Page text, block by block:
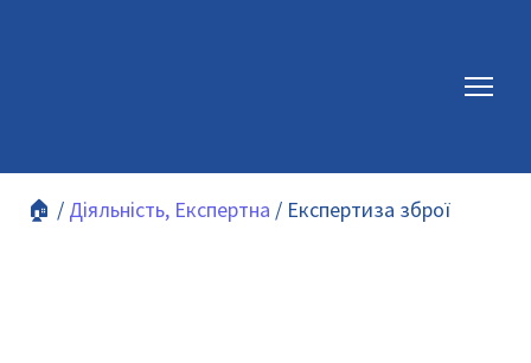
🏠 / Діяльність, Експертна / Експертиза зброї